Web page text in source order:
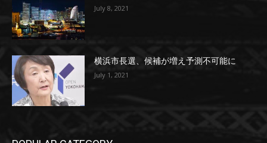
July 8, 2021
横浜市長選、候補が増え予測不可能に
July 1, 2021